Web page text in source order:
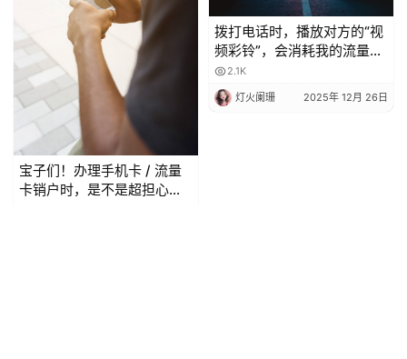
宝子们！办理手机卡 / 流量
卡销户时，是不是超担心当
拨打电话时，播放对方的“视
频彩铃”，会消耗我的流量
吗？
2.1K
灯火阑珊 2025年 12月 26日